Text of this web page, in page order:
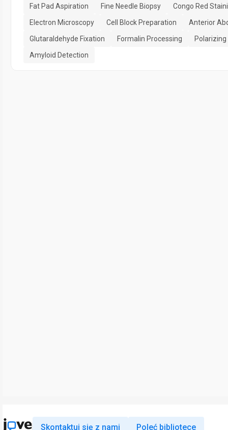
Fat Pad Aspiration Fine Needle Biopsy
Congo Red
Electron Microscopy
Cell Block Preparation
Anterior
Glutaraldehyde Fixation
Formalin Processing
Amyloid Detection
Skontaktuj się z nami Poleć bibliotece